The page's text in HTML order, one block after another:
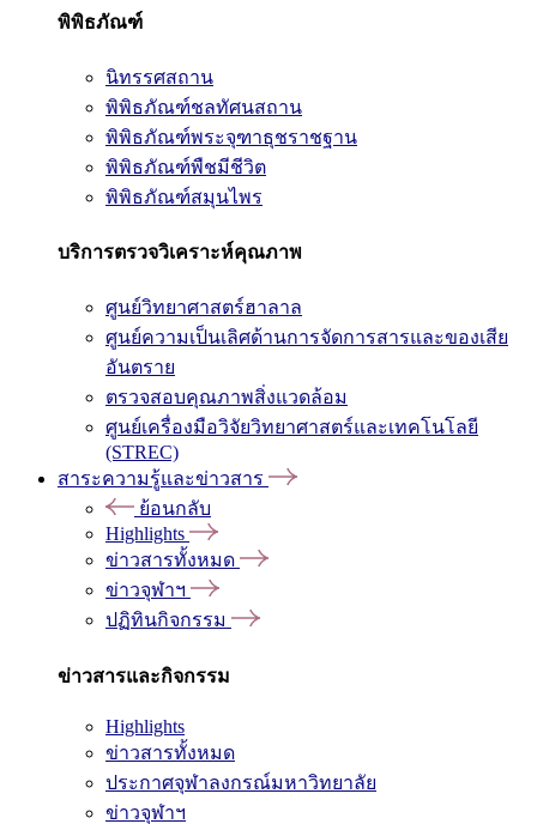
พิพิธภัณฑ์
นิทรรศสถาน
พิพิธภัณฑ์ชลทัศนสถาน
พิพิธภัณฑ์พระจุฑาธุชราชฐาน
พิพิธภัณฑ์พืชมีชีวิต
พิพิธภัณฑ์สมุนไพร
บริการตรวจวิเคราะห์คุณภาพ
ศูนย์วิทยาศาสตร์ฮาลาล
ศูนย์ความเป็นเลิศด้านการจัดการสารและของเสีย
อันตราย
ตรวจสอบคุณภาพสิ่งแวดล้อม
ศูนย์เครื่องมือวิจัยวิทยาศาสตร์และเทคโนโลยี
(STREC)
สาระความรู้และข่าวสาร
ย้อนกลับ
Highlights
ข่าวสารทั้งหมด
ข่าวจุฬาฯ
ปฏิทินกิจกรรม
ข่าวสารและกิจกรรม
Highlights
ข่าวสารทั้งหมด
ประกาศจุฬาลงกรณ์มหาวิทยาลัย
ข่าวจุฬาฯ